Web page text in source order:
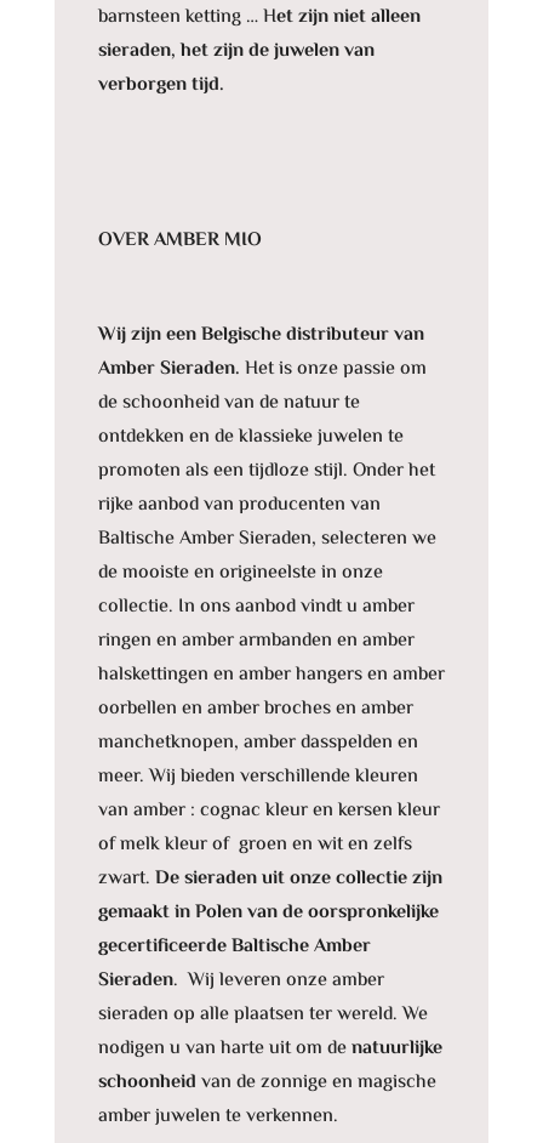
barnsteen ketting … Het zijn niet alleen
sieraden, het zijn de juwelen van
verborgen tijd.
OVER AMBER MIO
Wij zijn een Belgische distributeur van
Amber Sieraden. Het is onze passie om
de schoonheid van de natuur te
ontdekken en de klassieke juwelen te
promoten als een tijdloze stijl. Onder het
rijke aanbod van producenten van
Baltische Amber Sieraden, selecteren we
de mooiste en origineelste in onze
collectie. In ons aanbod vindt u amber
ringen en amber armbanden en amber
halskettingen en amber hangers en amber
oorbellen en amber broches en amber
manchetknopen, amber dasspelden en
meer. Wij bieden verschillende kleuren
van amber : cognac kleur en kersen kleur
of melk kleur of groen en wit en zelfs
zwart. De sieraden uit onze collectie zijn
gemaakt in Polen van de oorspronkelijke
gecertificeerde Baltische Amber
Sieraden. Wij leveren onze amber
sieraden op alle plaatsen ter wereld. We
nodigen u van harte uit om denatuurlijke
schoonheid van de zonnige en magische
amber juwelen te verkennen.